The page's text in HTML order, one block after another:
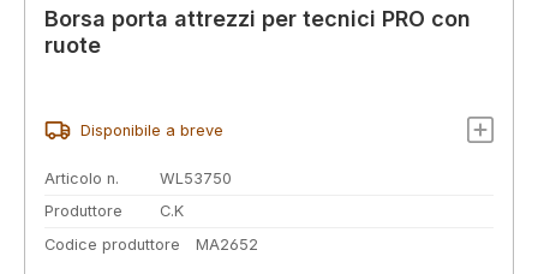
Borsa porta attrezzi per tecnici PRO con
ruote
Disponibile a breve
Articolo n.
WL53750
Produttore
C.K
Codice produttore
MA2652